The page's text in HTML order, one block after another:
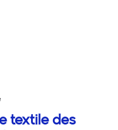
textile des